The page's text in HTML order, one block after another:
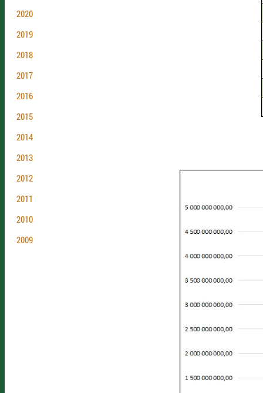
2020
2019
2018
2017
2016
2015
2014
2013
2012
2011
2010
2009